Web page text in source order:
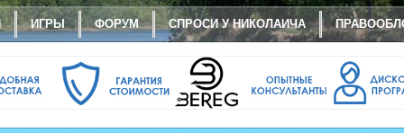
ИГРЫ ФОРУМ СПРОСИ У НИКОЛАИЧА